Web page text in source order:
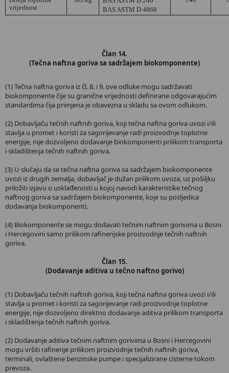
vrijednost
BAS ASTM D 4868
Član 14.
(Tečna naftna goriva sa sadržajem biokomponente)
(1) Tečna naftna goriva iz čl. 8. i 9. ove odluke mogu sadržavati
biokomponente čije su granične vrijednosti definirane odgovarajućim
standardima čija primjena je obavezna u skladu sa ovom odlukom.
(2) Dobavljaču tečnih naftnih goriva, koji tečna naftna goriva uvozi i/ili
stavlja u promet i koristi za sagorijevanje radi proizvodnje toplotne
energije, nije dozvoljeno dodavanje biokomponenti prilikom transporta
i skladištenja tečnih naftnih goriva.
(3) U slučaju da se tečna naftna goriva sa sadržajem biokomponente
uvozi iz drugih zemalja, dobavljač je dužan prilikom uvoza, uz pošiljku
priložiti izjavu o usklađenosti u kojoj navodi karakteristike tečnog
naftnog goriva sa sadržajem biokomponente, koje su posljedica
dodavanja biokomponenti.
(4) Biokomponente se mogu dodavati tečnim naftnim gorivima u Bosni
i Hercegovini samo prilikom rafinerijske proizvodnje tečnih naftnih
goriva.
Član 15.
(Dodavanje aditiva u tečno naftno gorivo)
(1) Dobavljaču tečnih naftnih goriva, koji tečna naftna goriva uvozi i/ili
stavlja u promet i koristi za sagorijevanje radi proizvodnje toplotne
energije, nije dozvoljeno direktno dodavanje aditiva prilikom transporta
i skladištenja tečnih naftnih goriva.
(2) Dodavanje aditiva tečnim naftnim gorivima u Bosni i Hercegovini
mogu vršiti rafinerije prilikom proizvodnje tečnih naftnih goriva,
terminali, ovlaštene benzinske pumpe i specijalizirane cisterne tokom
prevoza.